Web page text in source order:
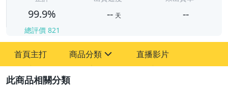
99.9%
總評價 821
-- 天 --
首頁主打 商品分類
其它
直播影片